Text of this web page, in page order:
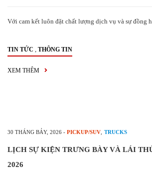
Với cam kết luôn đặt chất lượng dịch vụ và sự đồng
TIN TỨC , THÔNG TIN
XEM THÊM
30 THÁNG BẢY, 2026 - PICKUP/SUV TRUCKS
LỊCH SỰ KIỆN TRƯNG BÀY VÀ LÁI
2026